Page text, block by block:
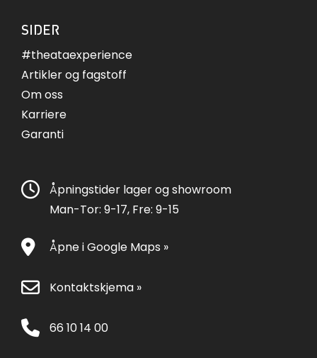
SIDER
#theataexperience
Artikler og fagstoff
Om oss
Karriere
Garanti
Åpningstider lager og showroom
Man-Tor: 9-17, Fre: 9-15
Åpne i Google Maps »
Kontaktskjema »
66 10 14 00